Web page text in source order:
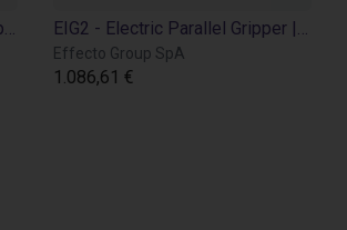
Effecto Group SpA
1.086,61 €